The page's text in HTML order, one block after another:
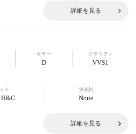
詳細を見る
カラー
D
クラリティ
VVS1
ト 蛍光性
None
詳細を見る